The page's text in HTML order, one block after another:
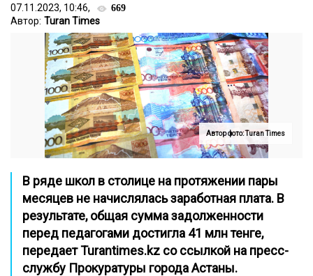
07.11.2023, 10:46, 669
Автор: Turan Times
Автор фото: Turan Times
В ряде школ в столице на протяжении пары
месяцев не начислялась заработная плата. В
результате, общая сумма задолженности
перед педагогами достигла 41 млн тенге,
передаетTurantimes.kz со ссылкой на пресс-
службу Прокуратуры города Астаны.